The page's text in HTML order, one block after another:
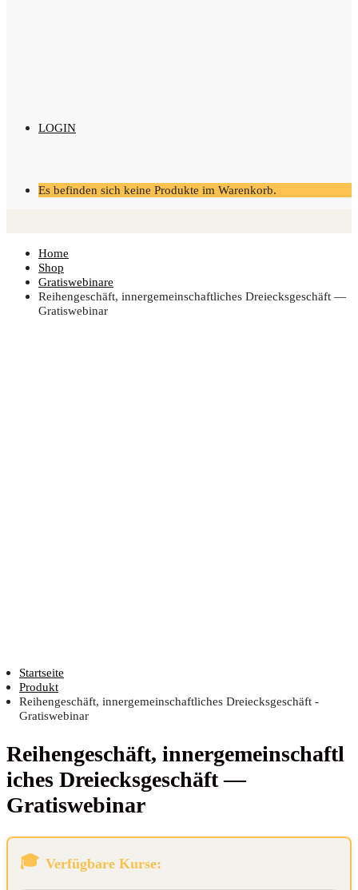
LOGIN
Es befinden sich keine Produkte im Warenkorb.
Home
Shop
Gratiswebinare
Rei­hen­ge­schäft, inner­ge­mein­schaft­li­ches Drei­ecks­ge­schäft —
Gratiswebinar
Startseite
Produkt
Reihengeschäft, innergemeinschaftliches Dreiecksgeschäft -
Gratiswebinar
Rei­hen­ge­schäft, inner­ge­mein­schaft­l
i­ches Drei­ecks­ge­schäft —
Gratiswebinar
Verfügbare Kurse: